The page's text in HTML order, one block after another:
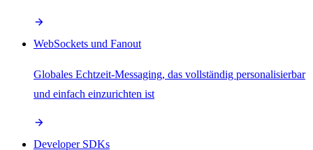
WebSockets und Fanout
Globales Echtzeit-Messaging, das vollständig personalisierbar
und einfach einzurichten ist
Developer SDKs